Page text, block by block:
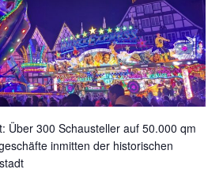
Über 300 Schausteller auf 50.000 qm
inmitten der historischen